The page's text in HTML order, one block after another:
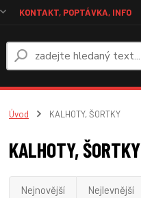
KONTAKT, POPTÁVKA, INFO
Úvod KALHOTY, ŠORTKY
KALHOTY, ŠORTKY
Nejnovější Nejlevnější